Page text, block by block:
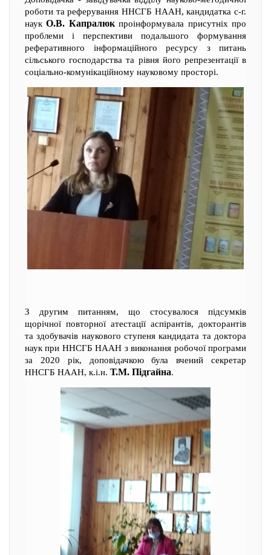
роботи та реферування ННСГБ НААН, кандидатка с-г.
наукО.В. Капралюкпроінформувала присутніх про
проблеми і перспективи подальшого формування
реферативного інформаційного ресурсу з питань
сільського господарства та рівня його репрезентації в
соціально-комунікаційному науковому просторі.
З другим питанням, що стосувалося підсумків
щорічної повторної атестації аспірантів, докторантів
та здобувачів наукового ступеня кандидата та доктора
наук при ННСГБ НААН з виконання робочої програми
за 2020 рік, доповідачкою була вчений секретар
ННСГБ НААН, к.і.н. Т.М. Підгайна.